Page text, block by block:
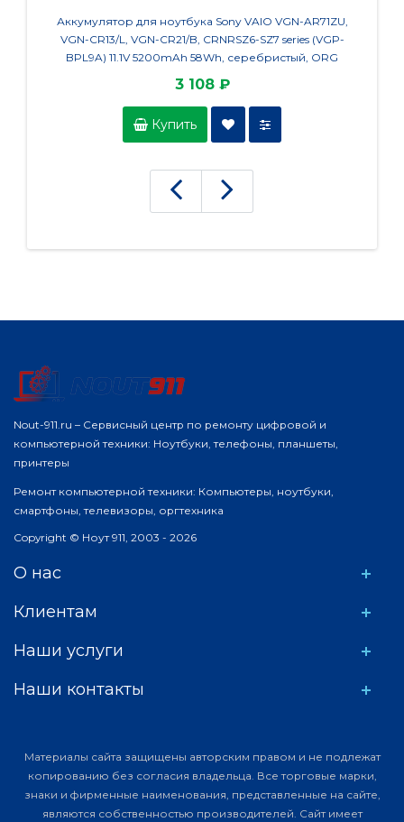
Аккумулятор для ноутбука Sony VAIO VGN-AR71ZU,
VGN-CR13/L, VGN-CR21/B, CRNRSZ6-SZ7 series (VGP-
BPL9A) 11.1V 5200mAh 58Wh, серебристый, ORG
3 108 ₽
Купить
Nout-911.ru – Сервисный центр по ремонту цифровой и
компьютерной техники: Ноутбуки, телефоны, планшеты,
принтеры
Ремонт компьютерной техники: Компьютеры, ноутбуки,
смартфоны, телевизоры, оргтехника
Copyright © Ноут 911, 2003 - 2026
О нас
Клиентам
Наши услуги
Наши контакты
Материалы сайта защищены авторским правом и не подлежат
копированию без согласия владельца. Все торговые марки,
знаки и фирменные наименования, представленные на сайте,
являются собственностью производителей. Сайт имеет